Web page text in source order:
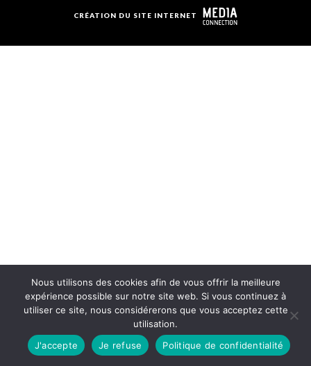
CRÉATION DU SITE INTERNET
Nous utilisons des cookies afin de vous offrir la meilleure
expérience possible sur notre site web. Si vous continuez à
utiliser ce site, nous considérerons que vous acceptez cette
utilisation.
J'accepte
Je refuse Politique de confidentialité